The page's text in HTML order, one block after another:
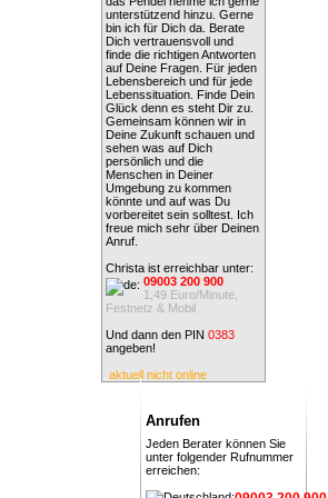
unterstützend hinzu. Gerne
bin ich für Dich da. Berate
Dich vertrauensvoll und
finde die richtigen Antworten
auf Deine Fragen. Für jeden
Lebensbereich und für jede
Lebenssituation. Finde Dein
Glück denn es steht Dir zu.
Gemeinsam können wir in
Deine Zukunft schauen und
sehen was auf Dich
persönlich und die
Menschen in Deiner
Umgebung zu kommen
könnte und auf was Du
vorbereitet sein solltest. Ich
freue mich sehr über Deinen
Anruf.
Christa ist erreichbar unter:
09003 200 900
1,49 Euro/Minute,
Festnetz & Mobil
Und dann den PIN 0383
angeben!
aktuell nicht online
Anrufen
Jeden Berater können Sie
unter folgender Rufnummer
erreichen: